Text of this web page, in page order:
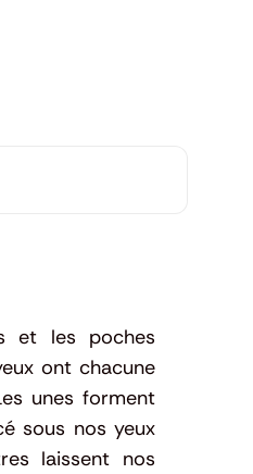
et les poches
ont chacune
es unes forment
sous nos yeux
laissent nos